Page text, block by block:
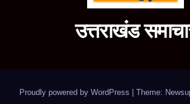
उत्तराखंड
Proudly powered by WordPress Theme: